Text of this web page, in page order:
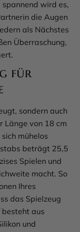
wird es,
die Augen
als Nächstes
Überraschung,
für
sondern auch
Länge von 18 cm
mühelos
beträgt 25,5
Spielen und
macht. So
Ihres
das Spielzeug
aus
und